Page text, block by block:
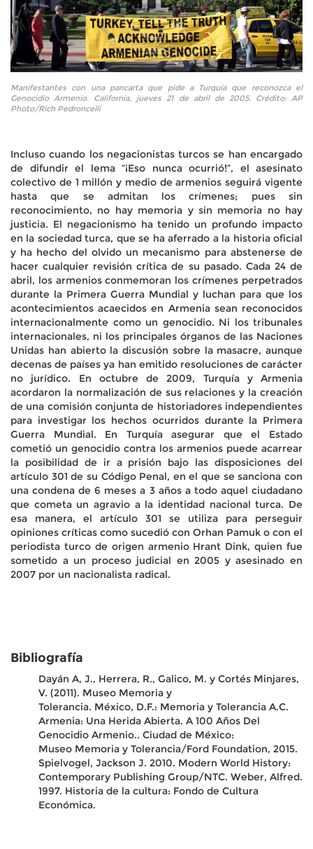
Manifestantes con una pancarta que pide a Turquía que reconozca el
Genocidio Armenio. California, jueves 21 de abril de 2005. Crédito: AP
Photo/Rich Pedroncelli
Incluso cuando los negacionistas turcos se han encargado
de difundir el lema “¡Eso nunca ocurrió!”, el asesinato
colectivo de 1 millón y medio de armenios seguirá vigente
hasta que se admitan los crímenes; pues sin
reconocimiento, no hay memoria y sin memoria no hay
justicia. El negacionismo ha tenido un profundo impacto
en la sociedad turca, que se ha aferrado a la historia oficial
y ha hecho del olvido un mecanismo para abstenerse de
hacer cualquier revisión crítica de su pasado. Cada 24 de
abril, los armenios conmemoran los crímenes perpetrados
durante la Primera Guerra Mundial y luchan para que los
acontecimientos acaecidos en Armenia sean reconocidos
internacionalmente como un genocidio. Ni los tribunales
internacionales, ni los principales órganos de las Naciones
Unidas han abierto la discusión sobre la masacre, aunque
decenas de países ya han emitido resoluciones de carácter
no jurídico. En octubre de 2009, Turquía y Armenia
acordaron la normalización de sus relaciones y la creación
de una comisión conjunta de historiadores independientes
para investigar los hechos ocurridos durante la Primera
Guerra Mundial. En Turquía asegurar que el Estado
cometió un genocidio contra los armenios puede acarrear
la posibilidad de ir a prisión bajo las disposiciones del
artículo 301 de su Código Penal, en el que se sanciona con
una condena de 6 meses a 3 años a todo aquel ciudadano
que cometa un agravio a la identidad nacional turca. De
esa manera, el artículo 301 se utiliza para perseguir
opiniones críticas como sucedió con Orhan Pamuk o con el
periodista turco de origen armenio Hrant Dink, quien fue
sometido a un proceso judicial en 2005 y asesinado en
2007 por un nacionalista radical.
Bibliografía
Dayán A, J., Herrera, R., Galico, M. y Cortés Minjares,
V. (2011). Museo Memoria y
Tolerancia. México, D.F.: Memoria y Tolerancia A.C.
Armenia: Una Herida Abierta. A 100 Años Del
Genocidio Armenio.. Ciudad de México:
Museo Memoria y Tolerancia/Ford Foundation, 2015.
Spielvogel, Jackson J. 2010. Modern World History:
Contemporary Publishing Group/NTC. Weber, Alfred.
1997. Historia de la cultura: Fondo de Cultura
Económica.